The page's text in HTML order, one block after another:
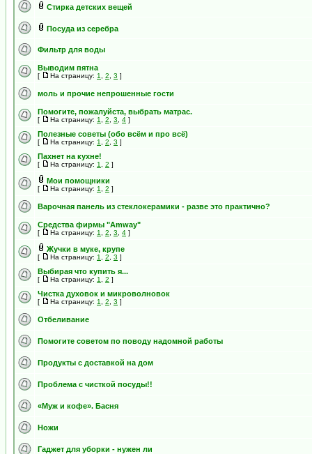
Стирка детских вещей
Посуда из серебра
Фильтр для воды
Выводим пятна
[ На страницу: 1 2 3 ]
моль и прочие непрошенные гости
Помогите, пожалуйста, выбрать матрас.
[ На страницу: 1 2 3 4 ]
Полезные советы (обо всём и про всё)
[ На страницу: 1 2 3 ]
Пахнет на кухне!
[ На страницу: 1 2 ]
Мои помощники
[ На страницу: 1 2 ]
Варочная панель из стеклокерамики - разве это практично?
Средства фирмы "Amway"
[ На страницу: 1 2 3 4 ]
Жучки в муке, крупе
[ На страницу: 1 2 3 ]
Выбирая что купить я...
[ На страницу: 1 2 ]
Чистка духовок и микроволновок
[ На страницу: 1 2 3 ]
Отбеливание
Помогите советом по поводу надомной работы
Продукты с доставкой на дом
Проблема с чисткой посуды!!
«Муж и кофе». Басня
Ножи
Гаджет для уборки - нужен ли